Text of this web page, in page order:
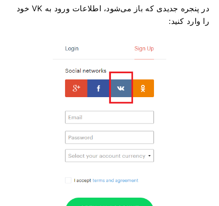
در پنجره جدیدی که باز می‌شود، اطلاعات ورود به VK خود
را وارد کنید: